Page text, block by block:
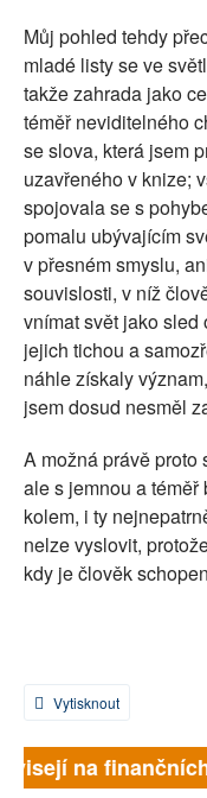
Můj pohled tehdy
mladé listy se ve
takže zahrada jako
téměř neviditelného
se slova, která jsem
uzavřeného v knize;
spojovala se s
pomalu ubývajícím
v přesném smyslu,
souvislosti, v níž
vnímat svět jako
jejich tichou a
náhle získaly
jsem dosud nesměl
A možná právě
ale s jemnou a
kolem, i ty
nelze vyslovit,
kdy je člověk
Vytisknout
na